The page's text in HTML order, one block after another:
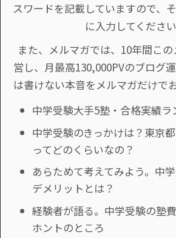
スワードを記載していますので、
に入力してください
また、メルマガでは、10年間こ
営し、月最高130,000PVのブログ
は書けない本音をメルマガだけで
中学受験大手5塾・合格実績ラ
中学受験のきっかけは？東京
ってどのくらいなの？
あらためて考えてみよう。中
デメリットとは？
経験者が語る。中学受験の塾
ホントのところ